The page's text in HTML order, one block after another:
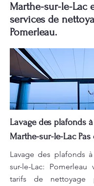
Marthe-sur-le-Lac
services de
Pomerleau.
Lavage des plafonds
Marthe-sur-le-Lac Pas
Lavage des plafonds
sur-le-Lac:
tarifs de nettoyage